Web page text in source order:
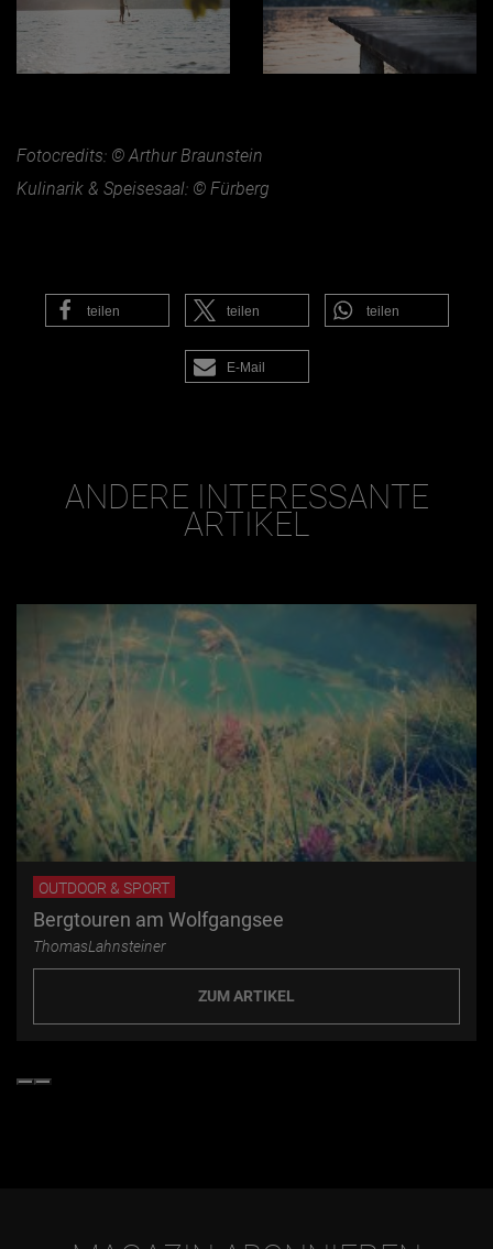
Fotocredits: © Arthur Braunstein
Kulinarik & Speisesaal: © Fürberg
teilen teilen teilen
E-Mail
ANDERE INTERESSANTE
ARTIKEL
OUTDOOR & SPORT
Bergtouren am Wolfgangsee
ThomasLahnsteiner
ZUM ARTIKEL